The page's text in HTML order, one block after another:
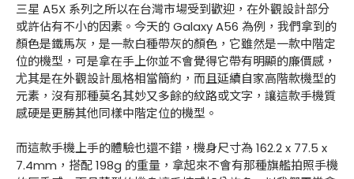
三星 A5X 系列之所以在台灣市場受到歡迎，在外觀設計部分
或許佔有不小的因素。今天的 Galaxy A56 為例，我們拿到的
顏色是鐵馬灰，是一款白種帶灰的顏色，它雖然是一款中階定
位的機型，可是拿在手上你並不會覺得它帶有明顯的廉價感，
尤其是在外觀設計風格相當簡約，而且延續自家高階款機型的
元素，沒有那種莫名其妙又多餘的紋路或文字，讓這款手機質
感硬是更勝其他同樣中階定位的機型。
而這款手機上手的體驗也還不錯，機身尺寸為 162.2 x 77.5 x
7.4mm，搭配 198g 的重量，拿起來不會有那種旗艦拍照手機